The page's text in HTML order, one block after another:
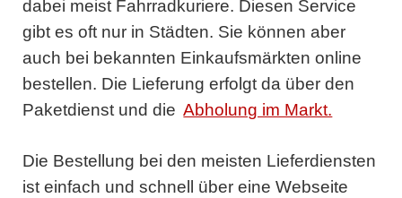
dabei meist Fahrradkuriere. Diesen Service
gibt es oft nur in Städten. Sie können aber
auch bei bekannten Einkaufsmärkten online
bestellen. Die Lieferung erfolgt da über den
Paketdienst und die Abholung im Markt.
Die Bestellung bei den meisten Lieferdiensten
ist einfach und schnell über eine Webseite